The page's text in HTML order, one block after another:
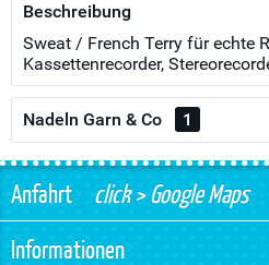
Beschreibung
Sweat / French Terry für echte
Kassettenrecorder,
Nadeln Garn & Co 1
Anfahrtclick > Google Maps
Informationen